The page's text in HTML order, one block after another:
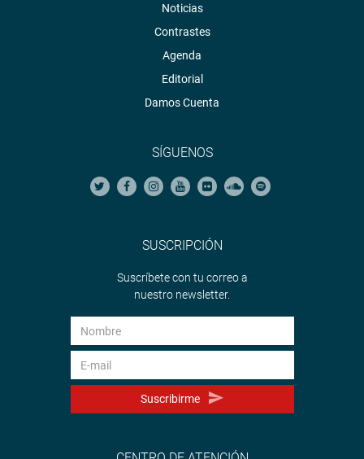
Noticias
Contrastes
Agenda
Editorial
Damos Cuenta
SÍGUENOS
SUSCRIPCIÓN
Suscríbete con tu correo a
nuestro newsletter.
Suscribirme